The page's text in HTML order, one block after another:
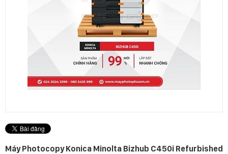
Máy Photocopy Konica Minolta Bizhub C450i Refurbished